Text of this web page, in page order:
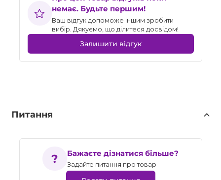
немає. Будьте першим!
Ваш відгук допоможе іншим зробити
вибір. Дякуємо, що ділитеся досвідом!
Залишити відгук
Питання
Бажаєте дізнатися більше?
Задайте питання про товар